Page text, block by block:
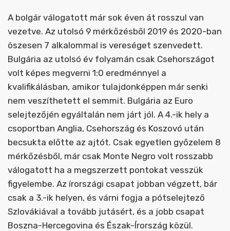
A bolgár válogatott már sok éven át rosszul van
vezetve. Az utolsó 9 mérkőzésből 2019 és 2020-ban
öszesen 7 alkalommal is vereséget szenvedett.
Bulgária az utolsó év folyamán csak Csehországot
volt képes megverni 1:0 eredménnyel a
kvalifikálásban, amikor tulajdonképpen már senki
nem veszíthetett el semmit. Bulgária az Euro
selejtezőjén egyáltalán nem járt jól. A 4.-ik hely a
csoportban Anglia, Csehország és Koszovó után
becsukta előtte az ajtót. Csak egyetlen győzelem 8
mérkőzésből, már csak Monte Negro volt rosszabb
válogatott ha a megszerzett pontokat vesszük
figyelembe. Az írországi csapat jobban végzett, bár
csak a 3.-ik helyen, és várni fogja a pótselejtező
Szlovákiával a tovább jutásért, és a jobb csapat
Boszna-Hercegovina és Észak-Írország közül.